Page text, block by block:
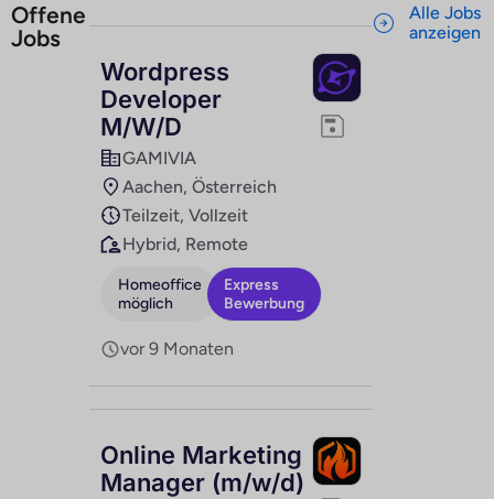
Offene
Jobs
Wordpress
Developer
M/W/D
GAMIVIA
Aachen, Österreich
Teilzeit, Vollzeit
Hybrid, Remote
Homeoffice
möglich
Express
Bewerbung
vor 9 Monaten
Online Marketing
Manager (m/w/d)
Alle Jobs
anzeigen